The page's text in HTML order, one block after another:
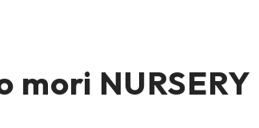
mori NURSERY